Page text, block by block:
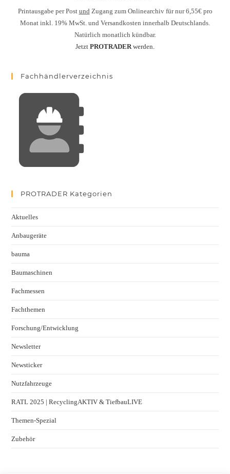
Printausgabe per Post und Zugang zum Onlinearchiv für nur 6,55€ pro
Monat inkl. 19% MwSt. und Versandkosten innerhalb Deutschlands.
Natürlich monatlich kündbar.
Jetzt PROTRADER werden.
Fachhändlerverzeichnis
PROTRADER Kategorien
Aktuelles
Anbaugeräte
bauma
Baumaschinen
Fachmessen
Fachthemen
Forschung/Entwicklung
Newsletter
Newsticker
Nutzfahrzeuge
RATL 2025 | RecyclingAKTIV & TiefbauLIVE
Themen-Spezial
Zubehör